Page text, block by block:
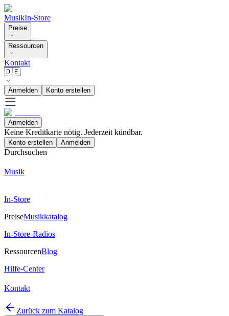
MusikIn-Store
Preise
Ressourcen
Kontakt
🇩🇪
Anmelden Konto erstellen
Anmelden
Keine Kreditkarte nötig. Jederzeit kündbar.
Konto erstellen Anmelden
Durchsuchen
Musik
In-Store
PreiseMusikkatalog
In-Store-Radios
RessourcenBlog
Hilfe-Center
Kontakt
Zurück zum Katalog